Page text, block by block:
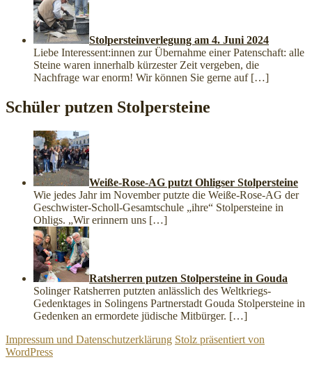
Stolpersteinverlegung am 4. Juni 2024
Liebe Interessent:innen zur Übernahme einer Patenschaft: alle
Steine waren innerhalb kürzester Zeit vergeben, die
Nachfrage war enorm! Wir können Sie gerne auf […]
Schüler putzen Stolpersteine
Weiße-Rose-AG putzt Ohligser Stolpersteine
Wie jedes Jahr im November putzte die Weiße-Rose-AG der
Geschwister-Scholl-Gesamtschule „ihre“ Stolpersteine in
Ohligs. „Wir erinnern uns […]
Ratsherren putzen Stolpersteine in Gouda
Solinger Ratsherren putzten anlässlich des Weltkriegs-
Gedenktages in Solingens Partnerstadt Gouda Stolpersteine in
Gedenken an ermordete jüdische Mitbürger. […]
Impressum und Datenschutzerklärung Stolz präsentiert von
WordPress